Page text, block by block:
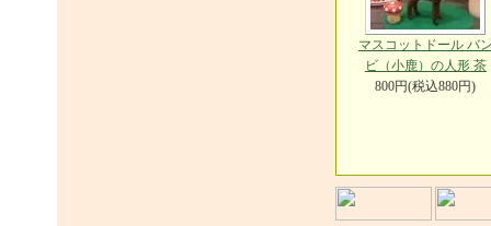
マスコットドール バ
ビ（小鹿）の人形 茶
800円(税込880円)